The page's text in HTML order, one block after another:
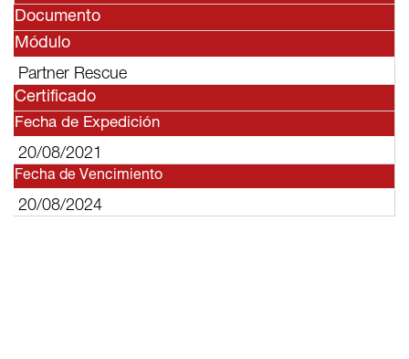
Documento
Módulo
Partner Rescue
Certificado
Fecha de Expedición
20/08/2021
Fecha de Vencimiento
20/08/2024